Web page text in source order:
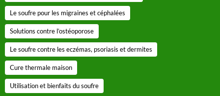
Le soufre pour les migraines et céphalées
Solutions contre l’ostéoporose
Le soufre contre les eczémas, psoriasis et dermites
Cure thermale maison
Utilisation et bienfaits du soufre